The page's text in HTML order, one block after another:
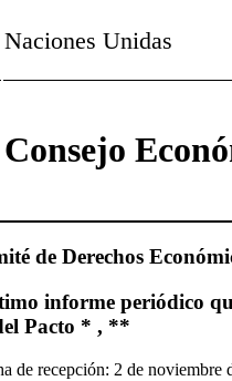
Naciones Unidas
Consejo
de Derechos
informe periódico
Pacto * , **
de recepción: 2 de noviembre